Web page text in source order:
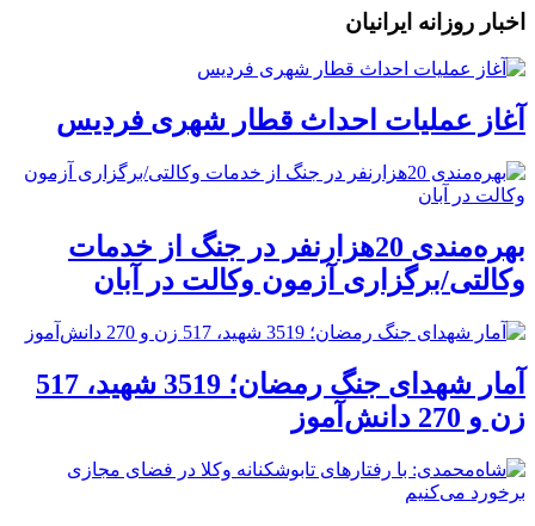
اخبار روزانه ایرانیان
آغاز عملیات احداث قطار شهری فردیس
بهره‌مندی 20هزارنفر در جنگ از خدمات
وکالتی/برگزاری آزمون وکالت در آبان
آمار شهدای جنگ رمضان؛ 3519 شهید، 517
زن و 270 دانش‌آموز